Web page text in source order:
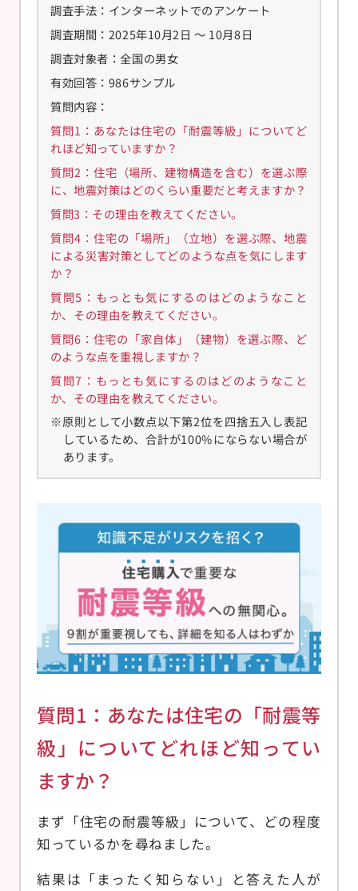
調査手法：インターネットでのアンケート
調査期間：2025年10月2日 ～ 10月8日
調査対象者：全国の男女
有効回答：986サンプル
質問内容：
質問1：あなたは住宅の「耐震等級」についてど
れほど知っていますか？
質問2：住宅（場所、建物構造を含む）を選ぶ際
に、地震対策はどのくらい重要だと考えますか？
質問3：その理由を教えてください。
質問4：住宅の「場所」（立地）を選ぶ際、地震
による災害対策としてどのような点を気にします
か？
質問5：もっとも気にするのはどのようなこと
か、その理由を教えてください。
質問6：住宅の「家自体」（建物）を選ぶ際、ど
のような点を重視しますか？
質問7：もっとも気にするのはどのようなこと
か、その理由を教えてください。
※原則として小数点以下第2位を四捨五入し表記
しているため、合計が100%にならない場合が
あります。
質問1：あなたは住宅の「耐震等
級」についてどれほど知ってい
ますか？
まず「住宅の耐震等級」について、どの程度
知っているかを尋ねました。
結果は「まったく知らない」と答えた人が